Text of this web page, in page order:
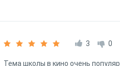
3 0
Тема школы в кино очень